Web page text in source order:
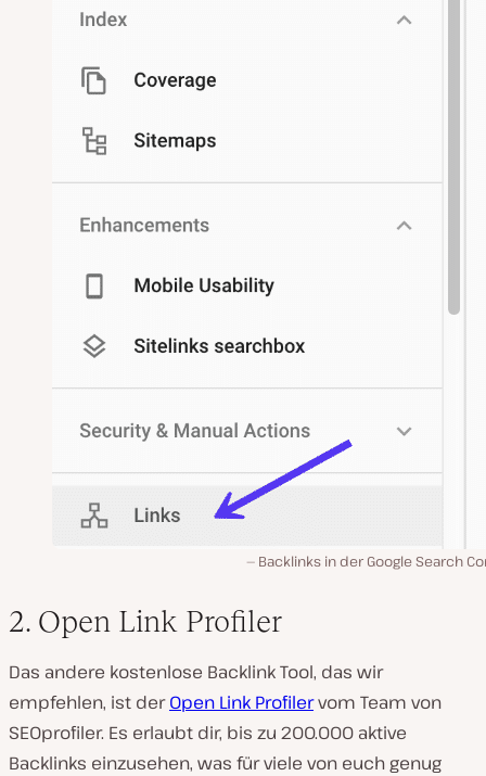
Backlinks in der Google Search
2. Open Link Profiler
Das andere kostenlose Backlink Tool, das wir
empfehlen, ist derOpen Link Profilervom Team von
SEOprofiler. Es erlaubt dir, bis zu 200.000 aktive
Backlinks einzusehen, was für viele von euch genug